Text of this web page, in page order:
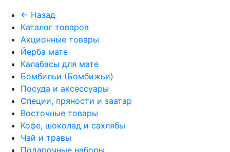
← Назад
Каталог товаров
Акционные товары
Йерба мате
Калабасы для мате
Бомбильи (Бомбижьи)
Посуда и аксессуары
Специи, пряности и заатар
Восточные товары
Кофе, шоколад и сахлябы
Чай и травы
Подарочные наборы